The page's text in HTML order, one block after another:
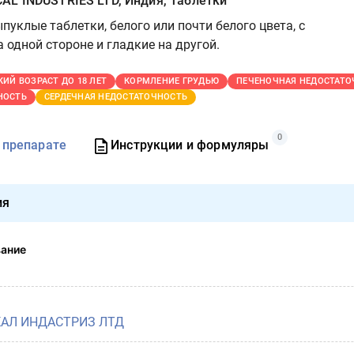
таблетки, белого или почти белого цвета, с
одной стороне и гладкие на другой.
ВОЗРАСТ ДО 18 ЛЕТ КОРМЛЕНИЕ ГРУДЬЮ
ПЕЧЕНОЧНАЯ
СЕРДЕЧНАЯ НЕДОСТАТОЧНОСТЬ
Инструкции и формуляры
0
ИНДАСТРИЗ ЛТД